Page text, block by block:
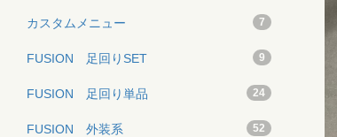
カスタムメニュー 7
FUSION 足回りSET 9
FUSION 足回り単品 24
FUSION 外装系 52